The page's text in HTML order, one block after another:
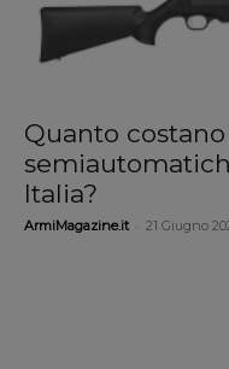
Quanto
Italia?
ArmiMagazine.it 21 Giugno